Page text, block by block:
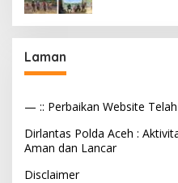
Laman
— :: Perbaikan Website
Dirlantas Polda Aceh :
Aman dan Lancar
Disclaimer